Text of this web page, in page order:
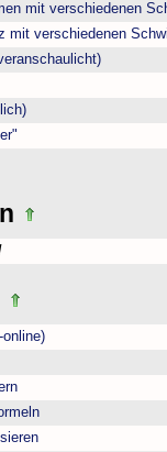
mit verschiedenen
mit verschiedenen